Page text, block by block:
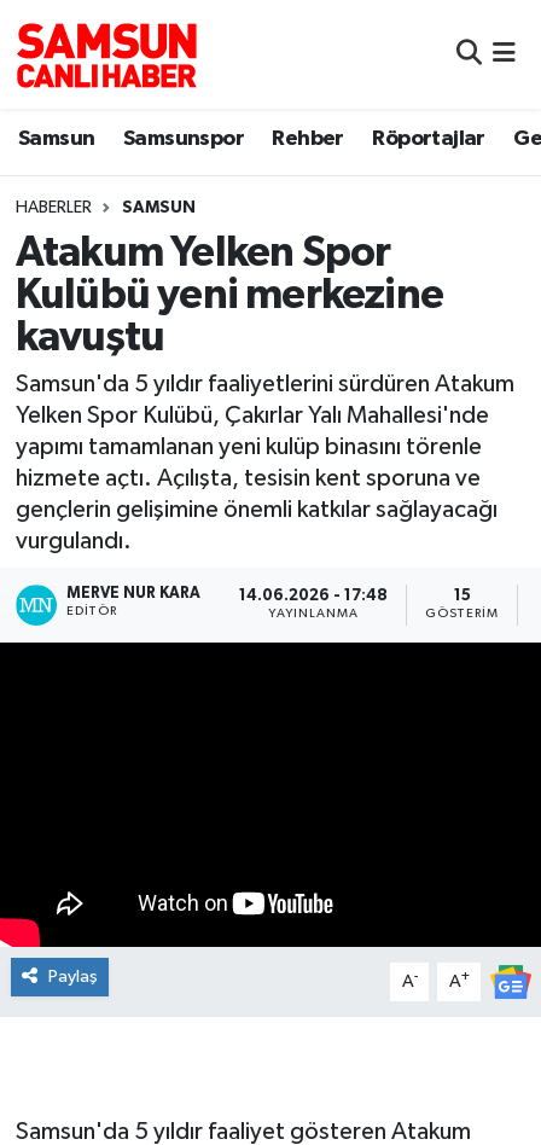
Samsun Samsunspor Rehber Röportajlar
HABERLER SAMSUN
Atakum Yelken Spor
Kulübü yeni merkezine
kavuştu
Samsun'da 5 yıldır faaliyetlerini sürdüren Atakum
Yelken Spor Kulübü, Çakırlar Yalı Mahallesi'nde
yapımı tamamlanan yeni kulüp binasını törenle
hizmete açtı. Açılışta, tesisin kent sporuna ve
gençlerin gelişimine önemli katkılar sağlayacağı
vurgulandı.
MERVE NUR KARA
EDITÖR
14.06.2026 - 17:48
YAYINLANMA
15
GÖSTERIM
Paylaş A- A+
Samsun'da 5 yıldır faaliyet gösteren Atakum
Samsun
Sokak Röportajları
Genel
Dünya
Sağlık
Yemek
Manşet Haberi
Samsun Nöbetçi Eczaneler
Samsun Hava Durumu
Samsun Namaz Vakitleri
Samsun Trafik Yoğunluk Haritası
Süper Lig Puan Durumu ve Fikstür
Tüm Manşetler
Son Dakika Haberleri
Haber Arşivi